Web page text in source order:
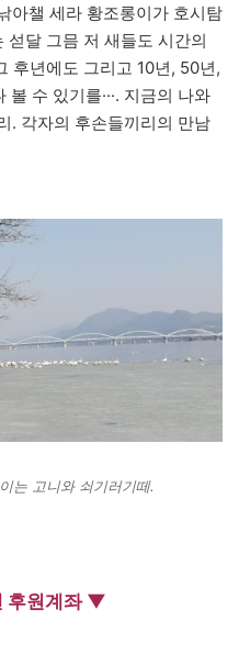
아챌 세라 황조롱이가 호시탐
달 그믐 저 새들도 시간의
후년에도 그리고 10년, 50년,
수 있기를···. 지금의 나와
. 각자의 후손들끼리의 만남
는 고니와 쇠기러기떼.
후원계좌 ▼